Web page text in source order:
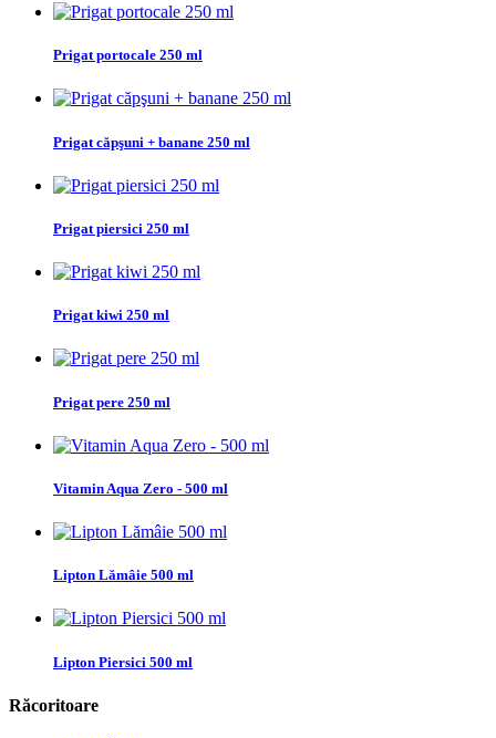
Prigat portocale 250 ml
Prigat căpşuni + banane 250 ml
Prigat piersici 250 ml
Prigat kiwi 250 ml
Prigat pere 250 ml
Vitamin Aqua Zero - 500 ml
Lipton Lămâie 500 ml
Lipton Piersici 500 ml
Răcoritoare